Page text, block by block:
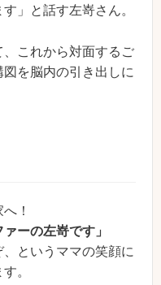
」と話す左嵜さん。
これから対面するご
を脳内の引き出しに
！
ーの左嵜です」
というママの笑顔に
。